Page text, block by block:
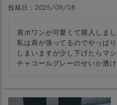
投稿日 2025/09/08
肩ポワンが可愛くて購入しまし
私は肩が張ってるのでやっぱ
しまいますが少し下げたらマシ
チャコールグレーのせいか透